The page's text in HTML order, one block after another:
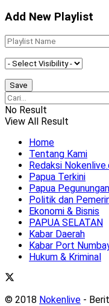
Add New Playlist
No Result
View All Result
Home
Tentang Kami
Redaksi
Papua Terkini
Papua Pegunungan
Politik dan
Ekonomi & Bisnis
PAPUA SELATAN
Kabar Daerah
Kabar Port
Hukum & Kriminal
© 2018 Nokenlive -